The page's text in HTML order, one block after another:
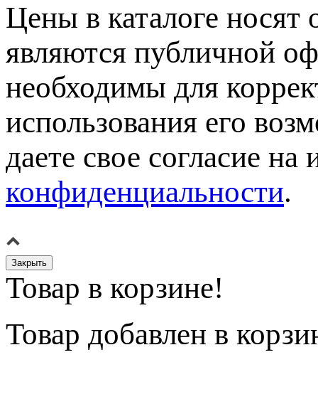
Цены в каталоге носят
являются публичной
необходимы для
использования его
даете свое согласие
конфиденциальности.
Закрыть
Товар в корзине!
Товар добавлен в